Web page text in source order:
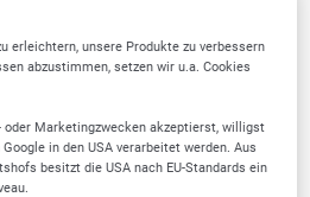
erleichtern, unsere Produkte zu verbessern
abzustimmen, setzen wir u.a. Cookies
oder Marketingzwecken akzeptierst, willigst
in den USA verarbeitet werden. Aus
besitzt die USA nach EU-Standards ein